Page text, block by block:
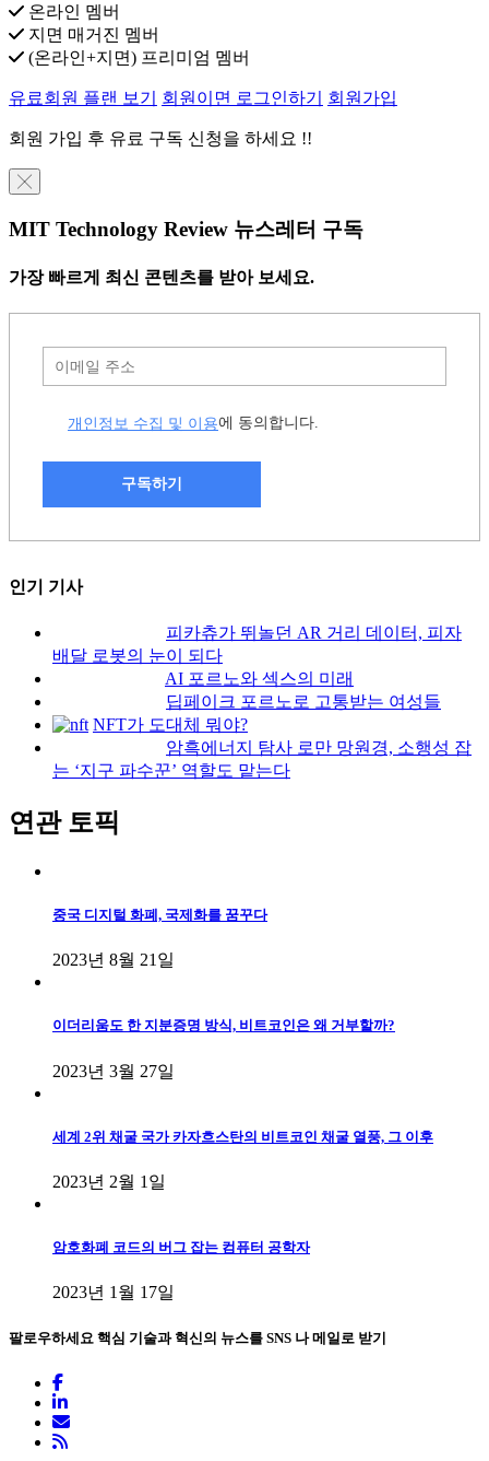
온라인 멤버
지면 매거진 멤버
(온라인+지면) 프리미엄 멤버
유료회원 플랜 보기 회원이면 로그인하기 회원가입
회원 가입 후 유료 구독 신청을 하세요 !!
╳
MIT Technology Review 뉴스레터 구독
가장 빠르게 최신 콘텐츠를 받아 보세요.
개인정보 수집 및 이용에 동의합니다.
구독하기
인기 기사
피카츄가 뛰놀던 AR 거리 데이터, 피자
배달 로봇의 눈이 되다
AI 포르노와 섹스의 미래
딥페이크 포르노로 고통받는 여성들
NFT가 도대체 뭐야?
암흑에너지 탐사 로만 망원경, 소행성 잡
는 ‘지구 파수꾼’ 역할도 맡는다
연관 토픽
중국 디지털 화폐, 국제화를 꿈꾸다
2023년 8월 21일
이더리움도 한 지분증명 방식, 비트코인은 왜 거부할까?
2023년 3월 27일
세계 2위 채굴 국가 카자흐스탄의 비트코인 채굴 열풍, 그 이후
2023년 2월 1일
암호화폐 코드의 버그 잡는 컴퓨터 공학자
2023년 1월 17일
팔로우하세요 핵심 기술과 혁신의 뉴스를 SNS 나 메일로 받기